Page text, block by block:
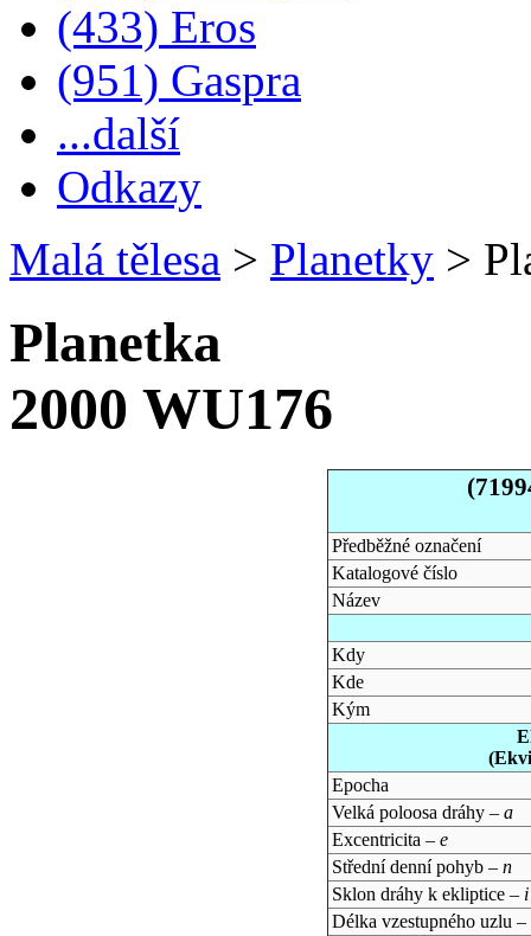
(433) Eros
(951) Gaspra
...další
Odkazy
Malá tělesa > Planetky >
Planetka
2000 WU176
Předběžné označení
Katalogové číslo
Název
Kdy
Kde
Kým
Epocha
Velká poloosa dráhy – a
Excentricita – e
Střední denní pohyb – n
Sklon dráhy k ekliptice – i
Délka vzestupného uzlu –